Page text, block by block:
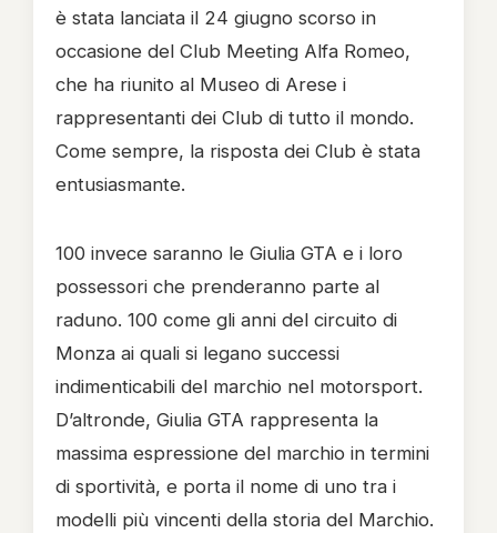
è stata lanciata il 24 giugno scorso in
occasione del Club Meeting Alfa Romeo,
che ha riunito al Museo di Arese i
rappresentanti dei Club di tutto il mondo.
Come sempre, la risposta dei Club è stata
entusiasmante.
100 invece saranno le Giulia GTA e i loro
possessori che prenderanno parte al
raduno. 100 come gli anni del circuito di
Monza ai quali si legano successi
indimenticabili del marchio nel motorsport.
D’altronde, Giulia GTA rappresenta la
massima espressione del marchio in termini
di sportività, e porta il nome di uno tra i
modelli più vincenti della storia del Marchio.